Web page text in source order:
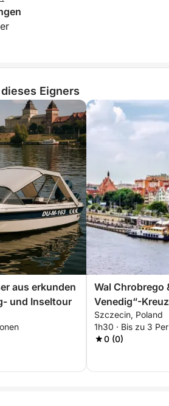
ein rundum entspanntes
es nicht nur ums Segeln – es
und unvergessliche
heute Ihren Platz und gönnen
Ausflug am Seeufer, der
und Spaß in einem
vereint.
Eigners
aus erkunden
und Inseltour
Wal Chrobrego
Venedig“-
stündiges
Szczecin, Poland
1h30 · Bis zu 3
0 (0)